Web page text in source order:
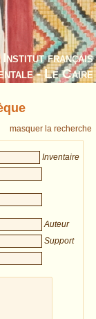
Institut français
- Le Caire
masquer la recherche
Inventaire
Auteur
Support